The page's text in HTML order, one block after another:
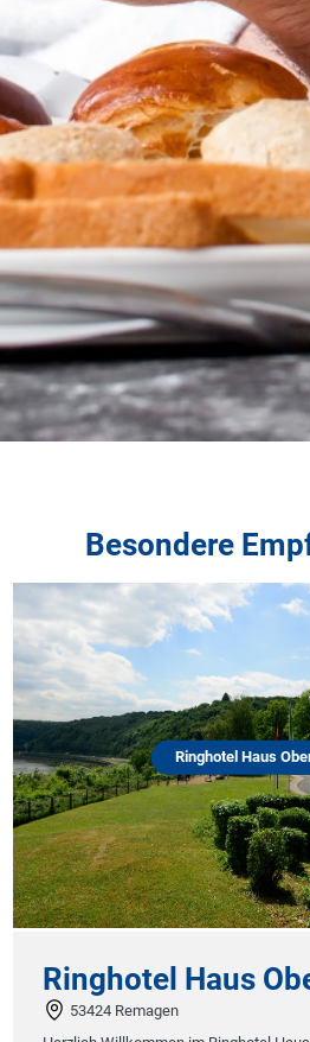
Besondere
Ringhotel Haus
Ringhotel Haus
53424 Remagen